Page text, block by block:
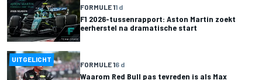
FORMULE 11 d
F1 2026-tussenrapport: Aston Martin zoekt
eerherstel na dramatische start
UITGELICHT
FORMULE 16 d
Waarom Red Bull pas tevreden is als Max